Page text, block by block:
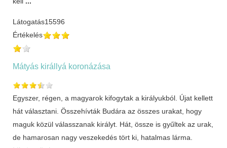
Látogatás15596
Értékelés
Mátyás királlyá koronázása
Egyszer, régen, a magyarok kifogytak a királyukból. Újat kellett
hát választani. Összehívták Budára az összes urakat, hogy
maguk közül válasszanak királyt. Hát, össze is gyűltek az urak,
de hamarosan nagy veszekedés tört ki, hatalmas lárma.